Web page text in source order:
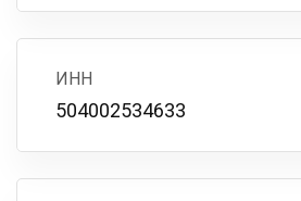
ИНН
504002534633